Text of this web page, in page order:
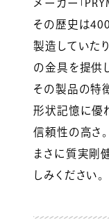
メーカー「
その歴史は400
製造していた
の金具を提供
その製品の特
形状記憶に優
信頼性の高さ。
まさに質実剛
しみください。